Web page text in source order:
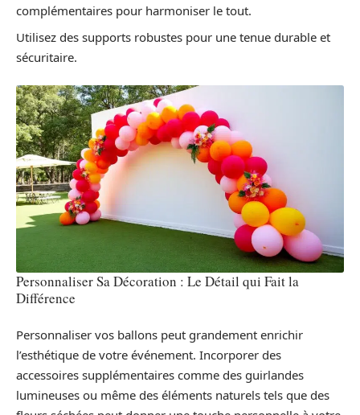
complémentaires pour harmoniser le tout.
Utilisez des supports robustes pour une tenue durable et
sécuritaire.
Personnaliser Sa Décoration : Le Détail qui Fait la
Différence
Personnaliser vos ballons peut grandement enrichir
l’esthétique de votre événement. Incorporer des
accessoires supplémentaires comme des guirlandes
lumineuses ou même des éléments naturels tels que des